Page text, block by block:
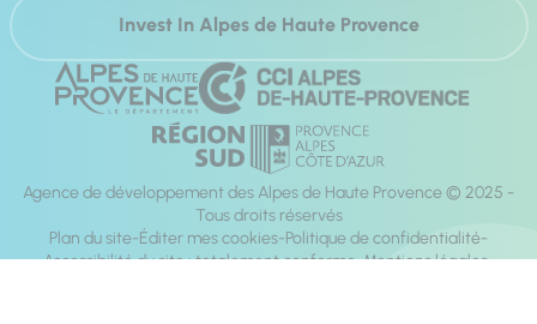
Invest In Alpes de Haute Provence
Agence de développement des Alpes de Haute Provence © 2025 -
Tous droits réservés
Plan du site Éditer mes cookies Politique de confidentialité
Accessibilité du site : totalement conforme Mentions légales